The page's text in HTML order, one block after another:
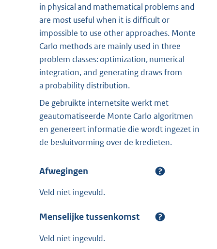
in physical and mathematical problems and
are most useful when it is difficult or
impossible to use other approaches. Monte
Carlo methods are mainly used in three
problem classes: optimization, numerical
integration, and generating draws from
a probability distribution.
De gebruikte internetsite werkt met
geautomatiseerde Monte Carlo algoritmen
en genereert informatie die wordt ingezet in
de besluitvorming over de kredieten.
Afwegingen
Veld niet ingevuld.
Menselijke tussenkomst
Veld niet ingevuld.